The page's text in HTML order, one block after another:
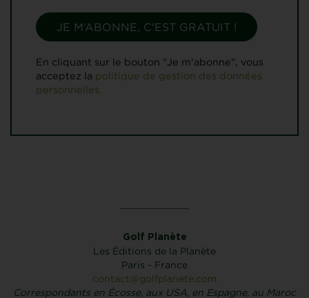
En cliquant sur le bouton "Je m'abonne", vous
acceptez la politique de gestion des données
personnelles.
Golf Planète
Les Éditions de la Planète
Paris - France
contact@golfplanete.com
Correspondants en Écosse, aux USA, en Espagne, au Maroc